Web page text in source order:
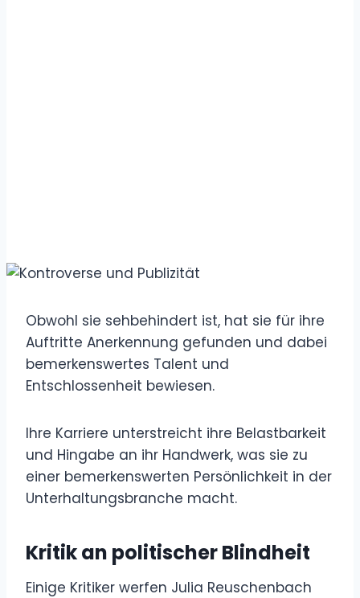
Obwohl sie sehbehindert ist, hat sie für ihre
Auftritte Anerkennung gefunden und dabei
bemerkenswertes Talent und
Entschlossenheit bewiesen.
Ihre Karriere unterstreicht ihre Belastbarkeit
und Hingabe an ihr Handwerk, was sie zu
einer bemerkenswerten Persönlichkeit in der
Unterhaltungsbranche macht.
Kritik an politischer Blindheit
Einige Kritiker werfen Julia Reuschenbach